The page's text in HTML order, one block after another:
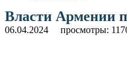
Власти Армении
06.04.2024 просмотры: